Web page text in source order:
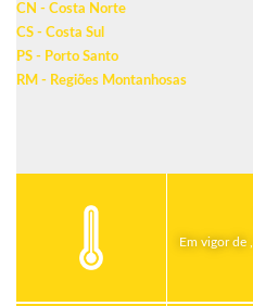
CN - Costa Norte
CS - Costa Sul
PS - Porto Santo
RM - Regiões Montanhosas
Em vigor de